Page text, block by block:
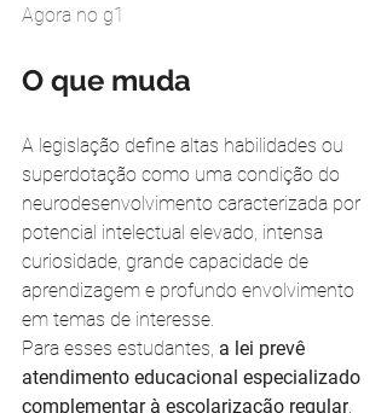
Agora no g1
O que muda
A legislação define altas habilidades ou
superdotação como uma condição do
neurodesenvolvimento caracterizada por
potencial intelectual elevado, intensa
curiosidade, grande capacidade de
aprendizagem e profundo envolvimento
em temas de interesse.
Para esses estudantes, a lei prevê
atendimento educacional especializado
complementar à escolarização regular.